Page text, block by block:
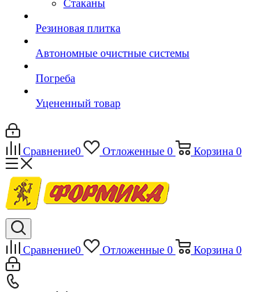
Стаканы
Резиновая плитка
Автономные очистные системы
Погреба
Уцененный товар
Сравнение0 Отложенные 0 Корзина 0
Сравнение0 Отложенные 0 Корзина 0